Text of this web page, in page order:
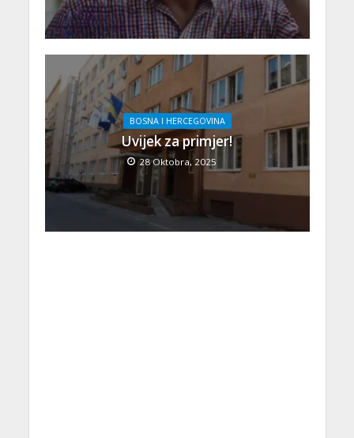
BOSNA I HERCEGOVINA
Uvijek za primjer!
28 Oktobra, 2025